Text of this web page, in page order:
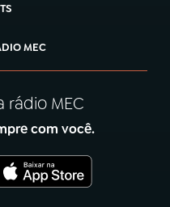
MEC
rádio MEC
com você.